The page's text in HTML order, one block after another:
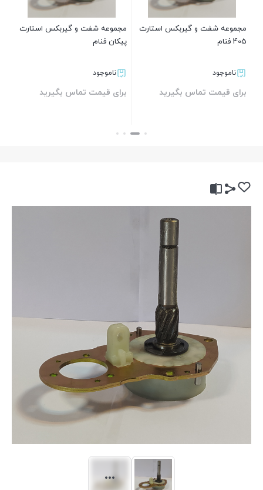
مجموعه شفت و گیربکس استارت
405 فنام
ناموجود
برای قیمت تماس بگیرید
مجموعه شفت و گیربکس استارت
پیکان فنام
ناموجود
برای قیمت تماس بگیرید